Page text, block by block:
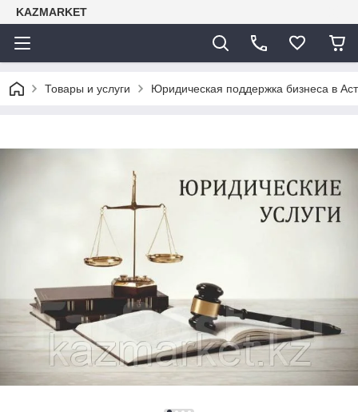
KAZMARKET
Товары и услуги Юридическая поддержка бизнеса в